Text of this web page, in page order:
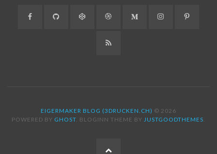
Facebook GitHub CodePen Dribbble Medium Instagram
RSS
EIGERMAKER BLOG (3DRUCKEN.CH) © 2026
POWERED BY GHOST. BLOGINN THEME BY JUSTGOODTHEMES.